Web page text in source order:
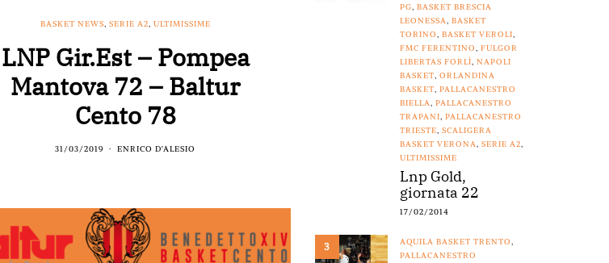
BASKET NEWS, SERIE A2, ULTIMISSIME
LNP Gir.Est – Pompea
Mantova 72 – Baltur
Cento 78
31/03/2019 ENRICO D'ALESIO
PG, BASKET BRESCIA
LEONESSA, BASKET
TORINO, BASKET VEROLI,
FMC FERENTINO, FULGOR
LIBERTAS FORLÌ, NAPOLI
BASKET, ORLANDINA
BASKET, PALLACANESTRO
BIELLA, PALLACANESTRO
TRAPANI, PALLACANESTRO
TRIESTE, SCALIGERA
BASKET VERONA, SERIE A2,
ULTIMISSIME
Lnp Gold,
giornata 22
17/02/2014
3 AQUILA BASKET TRENTO,
PALLACANESTRO